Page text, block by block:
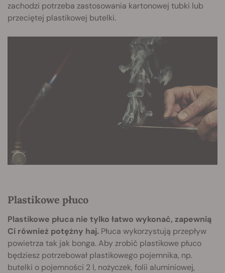
zachodzi potrzeba zastosowania kartonowej tubki lub
przeciętej plastikowej butelki.
Plastikowe płuco
Plastikowe płuca nie tylko łatwo wykonać, zapewnią
Ci również potężny haj. Płuca wykorzystują przepływ
powietrza tak jak bonga. Aby zrobić plastikowe płuco
będziesz potrzebował plastikowego pojemnika, np.
butelki o pojemności 2 l, nożyczek, folii aluminiowej,